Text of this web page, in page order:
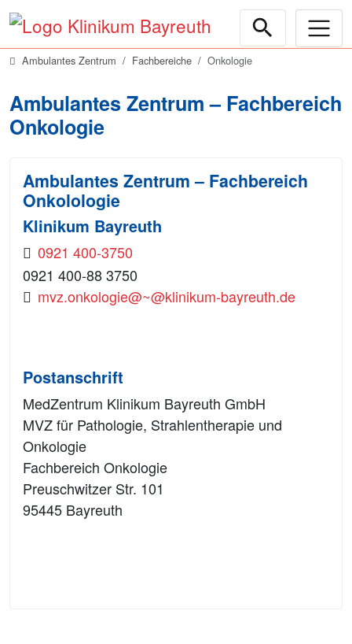
Ambulantes Zentrum Fachbereiche Onkologie
Ambulantes Zentrum – Fachbereich
Onkologie
Ambulantes Zentrum – Fachbereich
Onkolologie
Klinikum Bayreuth
0921 400-3750
0921 400-88 3750
mvz.onkologie@~@klinikum-bayreuth.de
Postanschrift
MedZentrum Klinikum Bayreuth GmbH
MVZ für Pathologie, Strahlentherapie und
Onkologie
Fachbereich Onkologie
Preuschwitzer Str. 101
95445 Bayreuth